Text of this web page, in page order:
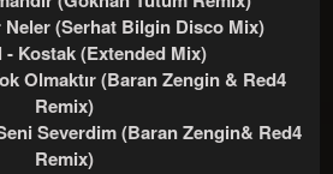
Neler (Serhat Bilgin Disco Mix)
- Kostak (Extended Mix)
Olmaktır (Baran Zengin & Red4
Remix)
Severdim (Baran Zengin& Red4
Remix)